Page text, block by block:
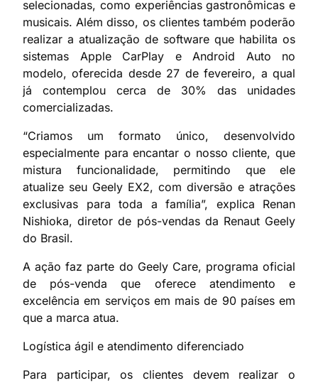
selecionadas, como experiências gastronômicas e
musicais. Além disso, os clientes também poderão
realizar a atualização de software que habilita os
sistemas Apple CarPlay e Android Auto no
modelo, oferecida desde 27 de fevereiro, a qual
já contemplou cerca de 30% das unidades
comercializadas.
“Criamos um formato único, desenvolvido
especialmente para encantar o nosso cliente, que
mistura funcionalidade, permitindo que ele
atualize seu Geely EX2, com diversão e atrações
exclusivas para toda a família”, explica Renan
Nishioka, diretor de pós-vendas da Renaut Geely
do Brasil.
A ação faz parte do Geely Care, programa oficial
de pós-venda que oferece atendimento e
excelência em serviços em mais de 90 países em
que a marca atua.
Logística ágil e atendimento diferenciado
Para participar, os clientes devem realizar o